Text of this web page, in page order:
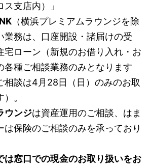
支店内）」
（横浜プレミアムラウンジを除
業務は、口座開設・諸届けの受
宅ローン（新規のお借り入れ・お
各種ご相談業務のみとなります
相談は4月28日（日）のみのお取
。
ウンジは資産運用のご相談、はま
は保険のご相談のみを承っており
は窓口での現金のお取り扱いをお